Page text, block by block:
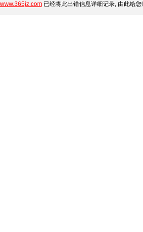
www.365jz.com已经将此出错信息详细记录, 由此给